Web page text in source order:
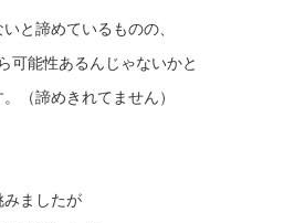
と諦めているものの、
可能性あるんじゃないかと
（諦めきれてません）
みましたが